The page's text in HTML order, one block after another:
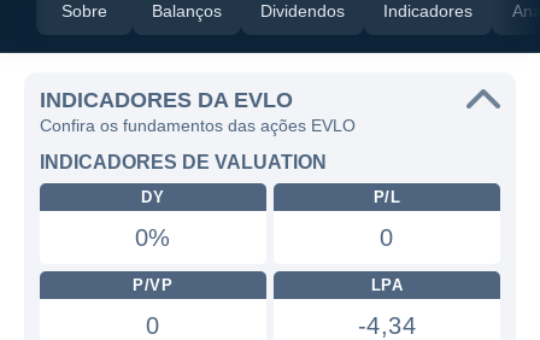
Sobre Balanços Dividendos Indicadores
INDICADORES DA EVLO
Confira os fundamentos das ações EVLO
INDICADORES DE VALUATION
DY
0%
P/L
0
P/VP
0
LPA
-4,34